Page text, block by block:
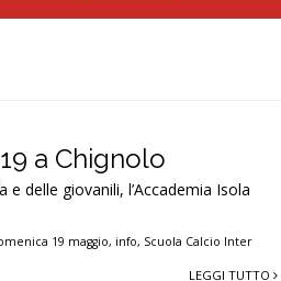
a Chignolo
delle giovanili, l’Accademia Isola
19 maggio, info, Scuola Calcio Inter
LEGGI TUTTO